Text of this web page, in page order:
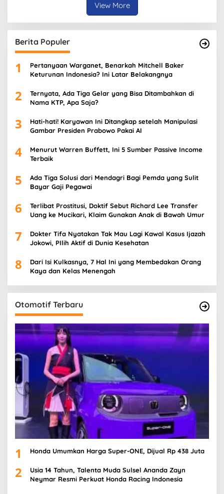
View More
Berita Populer
1
Pertanyaan Warganet, Benarkah Mitchell Baker
Keturunan Indonesia? Ini Latar Belakangnya
2
Ternyata, Ada Tiga Gelar yang Bisa Ditambahkan di
Nama KTP, Apa Saja?
3
Hati-hati! Karyawan Ini Ditangkap setelah Manipulasi
Gambar Presiden Prabowo Pakai AI
4
Menurut Warren Buffett, Ini 5 Sumber Passive Income
Terbaik
5
Ada Tiga Solusi dari Mendagri Bagi Pemda yang Sulit
Bayar Gaji Pegawai
6
Terlibat Prostitusi, Doktif Sebut Richard Lee Transfer
Uang ke Mucikari, Klaim Gunakan Anak di Bawah Umur
7
Dokter Tifa Nyatakan Tak Mau Lagi Kawal Kasus Ijazah
Jokowi, PIlih Aktif di Dunia Kesehatan
8
Dari Isi Kulkasnya, 7 Hal Ini yang Membedakan Orang
Kaya dan Kelas Menengah
Otomotif Terbaru
1 Honda Umumkan Harga Super-ONE, Dijual Rp 438 Juta
2
Usia 14 Tahun, Talenta Muda Sulsel Ananda Zayn
Neymar Resmi Perkuat Honda Racing Indonesia